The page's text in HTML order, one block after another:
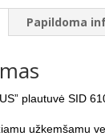
Papildoma
plautuvė SID
užkemšamu